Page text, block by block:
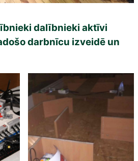
dalībnieki aktīvi
darbnīcu izveidē un